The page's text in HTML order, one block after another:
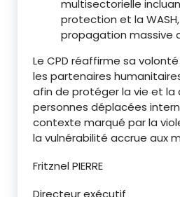
multisectorielle
protection et la
propagation massive
Le CPD réaffirme sa
les partenaires
afin de protéger la vie et la
personnes déplacées
contexte marqué par la
la vulnérabilité accrue aux
Fritznel PIERRE
Directeur exécutif